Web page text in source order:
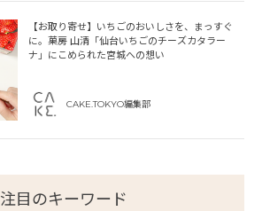
【お取り寄せ】いちごのおいしさを、まっすぐ
に。菓房 山清「仙台いちごのチーズカタラー
ナ」にこめられた宮城への想い
CAKE.TOKYO編集部
注目のキーワード